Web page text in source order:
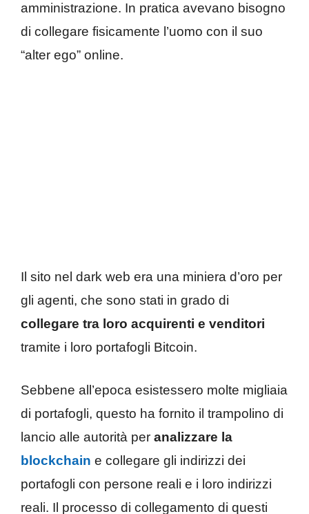
amministrazione. In pratica avevano bisogno
di collegare fisicamente l’uomo con il suo
“alter ego” online.
Il sito nel dark web era una miniera d’oro per
gli agenti, che sono stati in grado di
collegare tra loro acquirenti e venditori
tramite i loro portafogli Bitcoin.
Sebbene all’epoca esistessero molte migliaia
di portafogli, questo ha fornito il trampolino di
lancio alle autorità per analizzare la
blockchain e collegare gli indirizzi dei
portafogli con persone reali e i loro indirizzi
reali. Il processo di collegamento di questi